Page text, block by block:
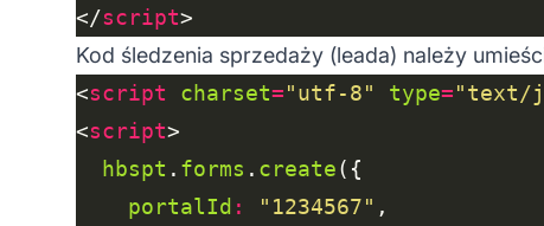
</script
Kod śledzenia sprzedaży (leada) należy
<script charset="utf-8" type="text/
<script
hbspt . forms . create
portalId : "1234567"